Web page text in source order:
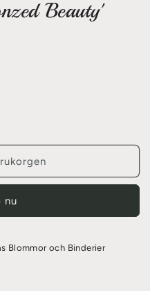
Beauty'
nu
Blommor och Binderier